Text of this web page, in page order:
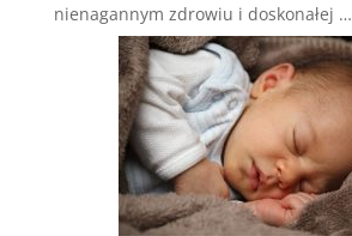
nienagannym zdrowiu i doskonałej …